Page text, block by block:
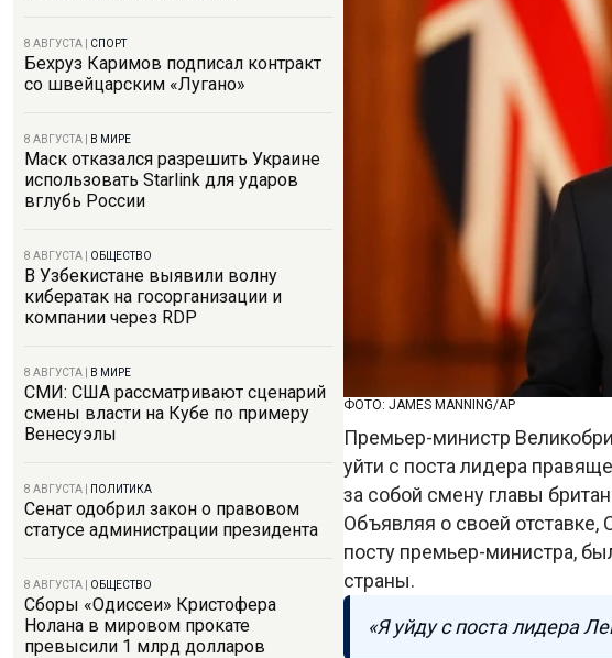
8 АВГУСТА СПОРТ
Бехруз Каримов подписал контракт
со швейцарским «Лугано»
8 АВГУСТА В МИРЕ
Маск отказался разрешить Украине
использовать Starlink для ударов
вглубь России
8 АВГУСТА ОБЩЕСТВО
В Узбекистане выявили волну
кибератак на госорганизации и
компании через RDP
8 АВГУСТА В МИРЕ
СМИ: США рассматривают сценарий
смены власти на Кубе по примеру
Венесуэлы
8 АВГУСТА ПОЛИТИКА
Сенат одобрил закон о правовом
статусе администрации президента
8 АВГУСТА ОБЩЕСТВО
Сборы «Одиссеи» Кристофера
Нолана в мировом прокате
превысили 1 млрд долларов
ФОТО: JAMES MANNING/AP
Премьер-министр
уйти с поста лидера
за собой смену главы
Объявляя о своей
посту премьер-министра,
страны.
«Я уйду с поста лидера